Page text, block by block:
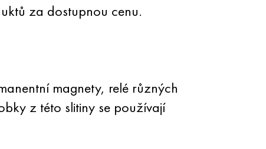
za dostupnou cenu.
magnety, relé různých
z této slitiny se používají